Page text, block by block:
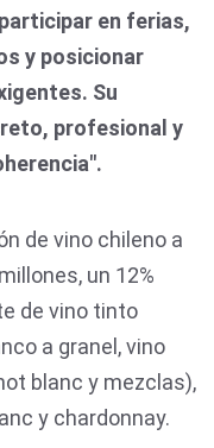
en ferias,
y posicionar
Su
profesional y
de vino chileno a
un 12%
de vino tinto
a granel, vino
blanc y mezclas),
y chardonnay.